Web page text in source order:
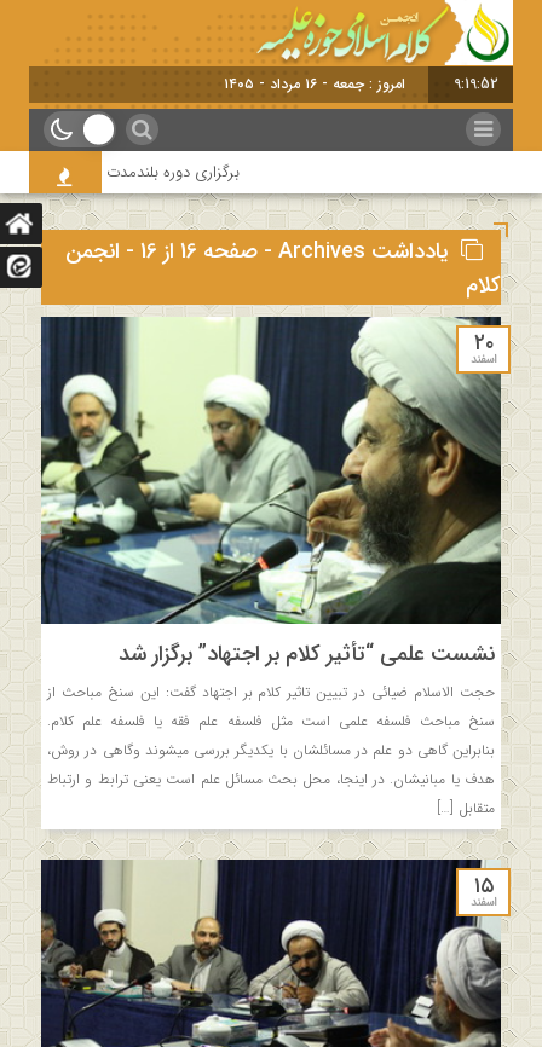
9:19:52 امروز : جمعه - ۱۶ مرداد - ۱۴۰۵
برگزاری دوره بلندمدت تخصصی و
یادداشت Archives - صفحه 16 از 16 - انجمن
کلام
۲۰
اسفند
نشست علمی “تأثیر کلام بر اجتهاد” برگزار شد
حجت الاسلام ضیائی در تبیین تاثیر کلام بر اجتهاد گفت: این سنخ مباحث از
سنخ مباحث فلسفه علمی است مثل فلسفه علم فقه یا فلسفه علم کلام.
بنابراین گاهی دو علم در مسائل­شان با یکدیگر بررسی می­شوند وگاهی در روش،
هدف یا مبانی­شان. در اینجا، محل بحث مسائل علم است یعنی ترابط و ارتباط
متقابل […]
۱۵
اسفند